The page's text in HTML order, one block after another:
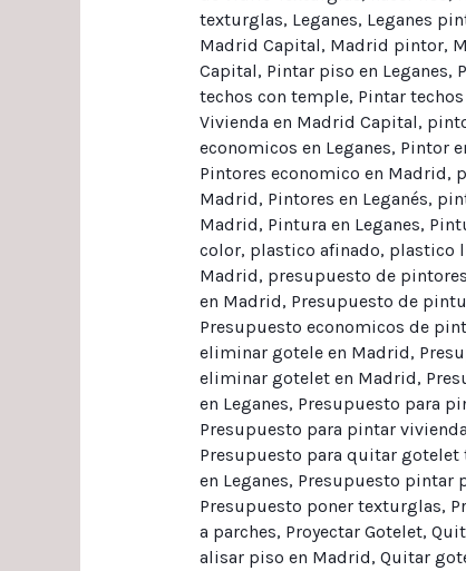
texturglas, Leganes, Leganes
Madrid Capital, Madrid pintor,
Capital, Pintar piso en Leganes,
techos con temple, Pintar
Vivienda en Madrid Capital,
economicos en Leganes, Pintor
Pintores economico en Madrid,
Madrid, Pintores en Leganés,
Madrid, Pintura en Leganes,
color, plastico afinado, plastico
Madrid, presupuesto de pintores
en Madrid, Presupuesto de
Presupuesto economicos de
eliminar gotele en Madrid,
eliminar gotelet en Madrid,
en Leganes, Presupuesto para
Presupuesto para pintar
Presupuesto para quitar gotelet
en Leganes, Presupuesto pintar
Presupuesto poner texturglas,
a parches, Proyectar Gotelet,
alisar piso en Madrid, Quitar